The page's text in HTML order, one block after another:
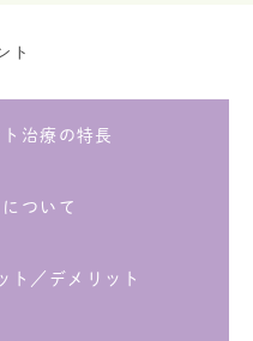
ト
治療の特長
ついて
ト／デメリット